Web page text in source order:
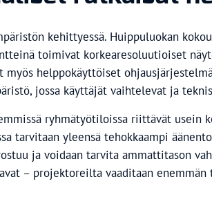
kehittyessä. Huippuluokan
toimivat korkearesoluutioiset
helppokäyttöiset
jossa käyttäjät vaihtelevat ja
ryhmätyötiloissa riittävät usein
tarvitaan yleensä tehokkaampi
ja voidaan tarvita ammattitason
– projektoreilta vaaditaan